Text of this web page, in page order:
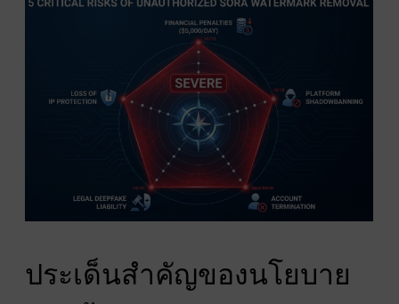
ประเด็นสำคัญของนโยบาย